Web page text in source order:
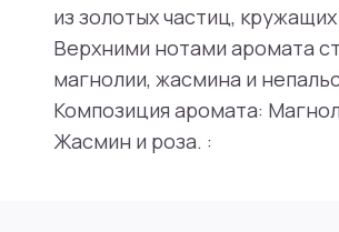
из золотых частиц,
Верхними нотами аромата
магнолии, жасмина и
Композиция аромата:
Жасмин и роза. :